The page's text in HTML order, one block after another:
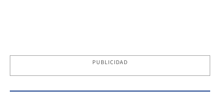
PUBLICIDAD